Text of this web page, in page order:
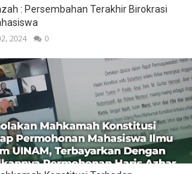
: Persembahan Terakhir Birokrasi
2024 0